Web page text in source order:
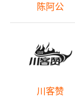
陈阿公
川客赞